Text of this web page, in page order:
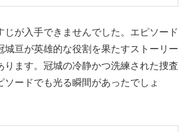
じが入手できませんでした。エピソード
城亘が英雄的な役割を果たすストーリー
ります。冠城の冷静かつ洗練された捜査
ソードでも光る瞬間があったでしょ